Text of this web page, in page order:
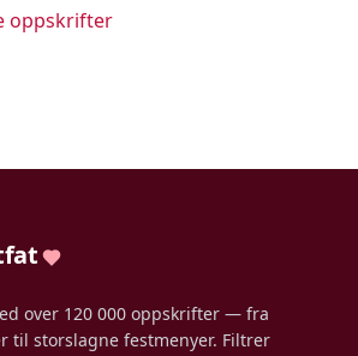
oppskrifter
over 120 000 oppskrifter — fra
til storslagne festmenyer. Filtrer